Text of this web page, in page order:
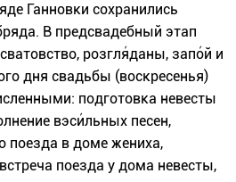
Ганновки сохранились
В предсвадебный этап
розгля́даны, запо́й и
дня свадьбы (воскресенья)
подготовка невесты
вэси́льных песен,
поезда в доме жениха,
поезда у дома невесты,